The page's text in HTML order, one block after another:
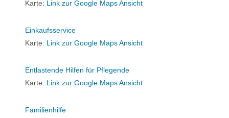
Karte: Link zur Google Maps Ansicht
Einkaufsservice
Karte: Link zur Google Maps Ansicht
Entlastende Hilfen für Pflegende
Karte: Link zur Google Maps Ansicht
Familienhilfe